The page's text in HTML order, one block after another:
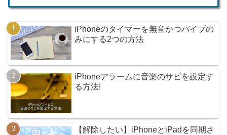
iPhoneのタイマーを無音かつバイブの
みにする2つの方法
iPhoneアラームに音楽のサビを設定す
る方法!
【解除したい】iPhoneとiPadを同期さ